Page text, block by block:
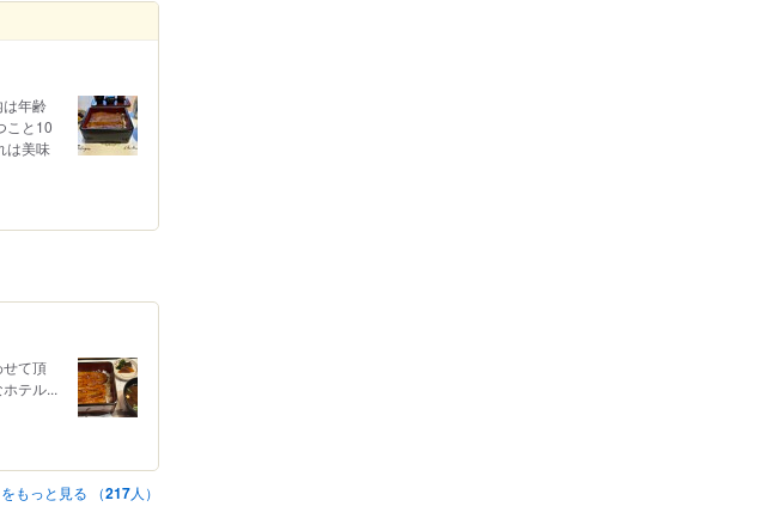
年齢
こと10
は美味
て頂
テル...
をもっと見る （217人）